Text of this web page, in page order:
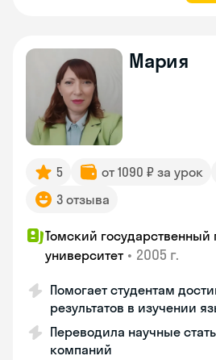
Мария
5 от 1090 ₽ за урок
3 отзыва
Томский государственный
университет • 2005 г.
Помогает студентам
результатов в изучении
Переводила научные
компаний